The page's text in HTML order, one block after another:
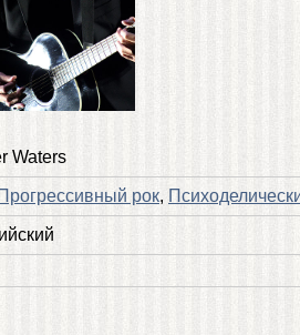
Waters
Прогрессивный рок,